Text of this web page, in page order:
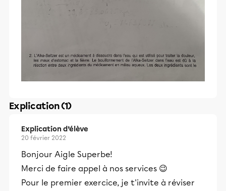
Explication (1)
Explication d’élève
20 février 2022
Bonjour Aigle Superbe!
Merci de faire appel à nos services 😉
Pour le premier exercice, je t'invite à réviser